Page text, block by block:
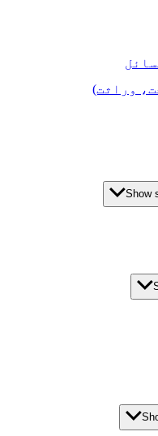
وراثت)
Show